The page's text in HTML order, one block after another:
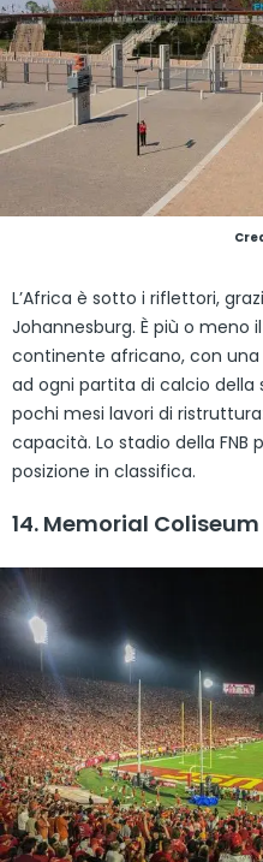
L’Africa è sotto i riflettori,
Johannesburg. È più o meno
continente africano, con
ad ogni partita di calcio della
pochi mesi lavori di
capacità. Lo stadio della FNB
posizione in classifica.
14. Memorial Coliseum